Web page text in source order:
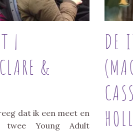
|
&
dat ik een meet en
Young Adult
DE